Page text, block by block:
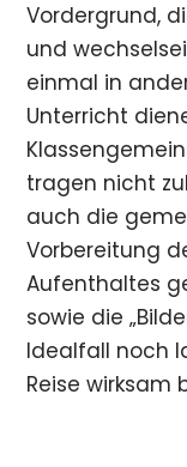
Vordergrund,
und
einmal in
Unterricht
tragen nicht
auch die
Vorbereitung
Aufenthaltes
sowie die
Idealfall noch
Reise wirksam